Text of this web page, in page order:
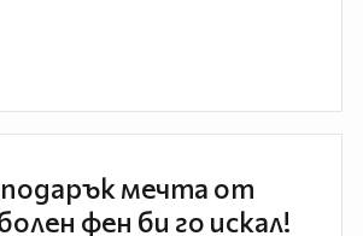
мечта от
фен би го искал!